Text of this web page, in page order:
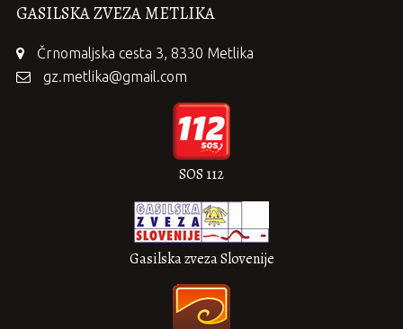
GASILSKA ZVEZA METLIKA
Črnomaljska cesta 3, 8330 Metlika
gz.metlika@gmail.com
SOS 112
Gasilska zveza Slovenije